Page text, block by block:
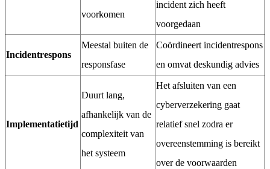
voorkomen
incident zich heeft
voorgedaan
Incidentrespons
Meestal buiten de
responsfase
Coördineert incidentrespons
en omvat deskundig advies
Implementatietijd
Duurt lang,
afhankelijk van de
complexiteit van
het systeem
Het afsluiten van een
cyberverzekering gaat
relatief snel zodra er
overeenstemming is bereikt
over de voorwaarden